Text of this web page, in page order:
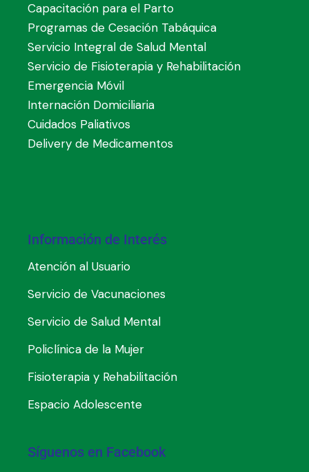
Capacitación para el Parto
Programas de Cesación Tabáquica
Servicio Integral de Salud Mental
Servicio de Fisioterapia y Rehabilitación
Emergencia Móvil
Internación Domiciliaria
Cuidados Paliativos
Delivery de Medicamentos
Información de Interés
Atención al Usuario
Servicio de Vacunaciones
Servicio de Salud Mental
Policlínica de la Mujer
Fisioterapia y Rehabilitación
Espacio Adolescente
Síguenos en Facebook